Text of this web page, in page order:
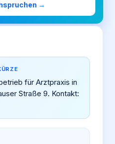
→
für Arztpraxis in
Straße 9. Kontakt: